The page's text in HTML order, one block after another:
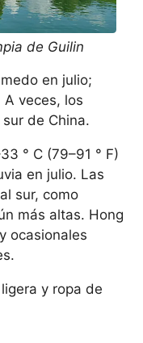
de Guilin
en julio;
veces, los
de China.
° C (79–91 ° F)
en julio. Las
sur, como
más altas. Hong
ocasionales
y ropa de